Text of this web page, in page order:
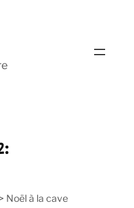
Noël à la cave